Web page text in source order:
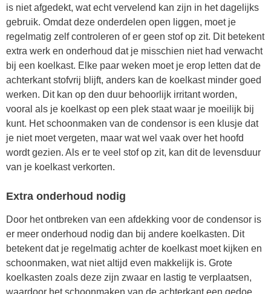
is niet afgedekt, wat echt vervelend kan zijn in het dagelijks
gebruik. Omdat deze onderdelen open liggen, moet je
regelmatig zelf controleren of er geen stof op zit. Dit betekent
extra werk en onderhoud dat je misschien niet had verwacht
bij een koelkast. Elke paar weken moet je erop letten dat de
achterkant stofvrij blijft, anders kan de koelkast minder goed
werken. Dit kan op den duur behoorlijk irritant worden,
vooral als je koelkast op een plek staat waar je moeilijk bij
kunt. Het schoonmaken van de condensor is een klusje dat
je niet moet vergeten, maar wat wel vaak over het hoofd
wordt gezien. Als er te veel stof op zit, kan dit de levensduur
van je koelkast verkorten.
Extra onderhoud nodig
Door het ontbreken van een afdekking voor de condensor is
er meer onderhoud nodig dan bij andere koelkasten. Dit
betekent dat je regelmatig achter de koelkast moet kijken en
schoonmaken, wat niet altijd even makkelijk is. Grote
koelkasten zoals deze zijn zwaar en lastig te verplaatsen,